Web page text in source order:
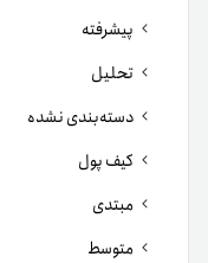
پیشرفته
تحلیل
دسته‌بندی نشده
کیف پول
مبتدی
متوسط